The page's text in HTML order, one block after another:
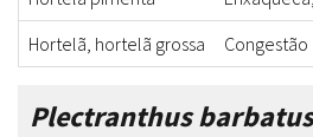
Hortelã, hortelã grossa
Congestão
Plectranthus barbatus